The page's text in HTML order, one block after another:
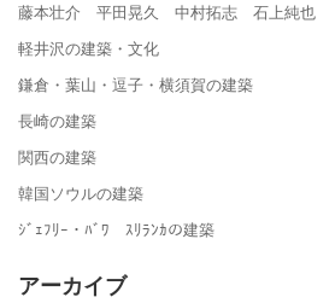
藤本壮介 平田晃久 中村拓志 石上純也
軽井沢の建築・文化
鎌倉・葉山・逗子・横須賀の建築
長崎の建築
関西の建築
韓国ソウルの建築
ｼﾞｪﾌﾘｰ・ﾊﾞﾜ ｽﾘﾗﾝｶの建築
アーカイブ